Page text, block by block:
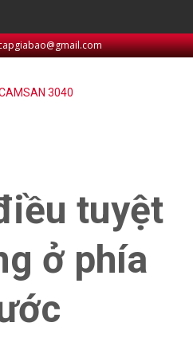
3040
tuyệt
ở phía